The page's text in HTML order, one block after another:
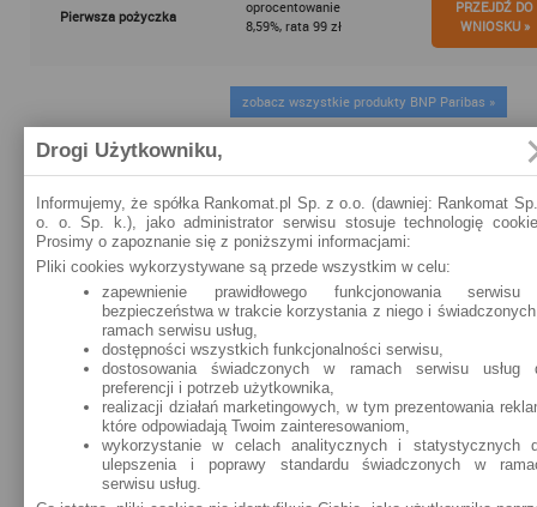
Pierwsza pożyczka
oprocentowanie
8,59%, rata 99 zł
PRZEJDŹ DO
WNIOSKU »
zobacz wszystkie produkty BNP Paribas »
Oddziały BNP Paribas
Drogi Użytkowniku,
Informujemy, że spółka Rankomat.pl Sp. z o.o. (dawniej: Rankomat
o. o. Sp. k.), jako administrator serwisu stosuje technologię
Prosimy o zapoznanie się z poniższymi informacjami:
Pliki cookies wykorzystywane są przede wszystkim w celu:
zapewnienie prawidłowego funkcjonowania
bezpieczeństwa w trakcie korzystania z niego i
ramach serwisu usług,
dostępności wszystkich funkcjonalności serwisu,
dostosowania świadczonych w ramach serwisu usług
preferencji i potrzeb użytkownika,
realizacji działań marketingowych, w tym prezentowania
które odpowiadają Twoim zainteresowaniom,
wykorzystanie w celach analitycznych i statystycznych
ulepszenia i poprawy standardu świadczonych w
serwisu usług.